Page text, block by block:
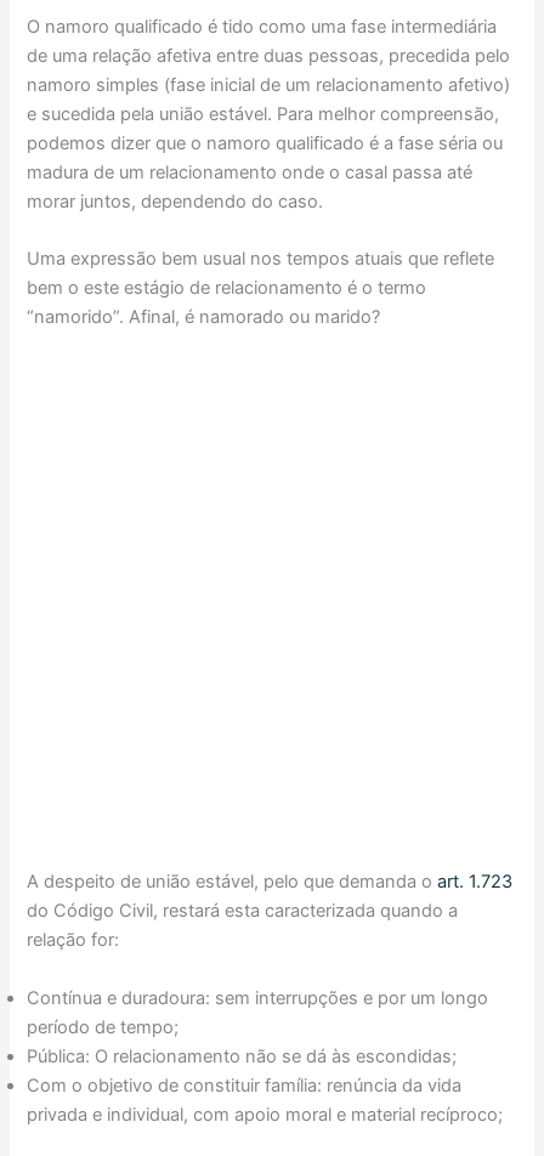
O namoro qualificado é tido como uma fase intermediária
de uma relação afetiva entre duas pessoas, precedida pelo
namoro simples (fase inicial de um relacionamento afetivo)
e sucedida pela união estável. Para melhor compreensão,
podemos dizer que o namoro qualificado é a fase séria ou
madura de um relacionamento onde o casal passa até
morar juntos, dependendo do caso.
Uma expressão bem usual nos tempos atuais que reflete
bem o este estágio de relacionamento é o termo
“namorido”. Afinal, é namorado ou marido?
A despeito de união estável, pelo que demanda oart. 1.723
do Código Civil, restará esta caracterizada quando a
relação for:
Contínua e duradoura: sem interrupções e por um longo
período de tempo;
Pública: O relacionamento não se dá às escondidas;
Com o objetivo de constituir família: renúncia da vida
privada e individual, com apoio moral e material recíproco;